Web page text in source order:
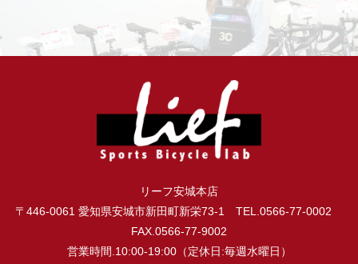
リーフ安城本店
〒446-0061 愛知県安城市新田町新栄73-1 TEL.0566-77-0002
FAX.0566-77-9002
営業時間.10:00-19:00（定休日:毎週水曜日）